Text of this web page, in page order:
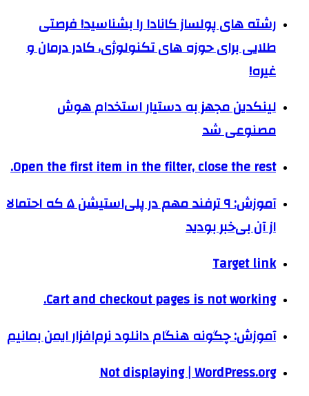
رشته ‌های پولساز کانادا را بشناسید! فرصتی
طلایی برای حوزه های تکنولوژی، کادر درمان و
غیره!
لینکدین مجهز به دستیار استخدام هوش
مصنوعی شد
Open the first item in the filter, close the rest.
آموزش: ۹ ترفند مهم در پلی‌استیشن ۵ که احتمالا
از آن بی‌خبر بودید
Target link
Cart and checkout pages is not working.
آموزش: چگونه هنگام دانلود نرم‌افزار ایمن بمانیم
Not displaying | WordPress.org